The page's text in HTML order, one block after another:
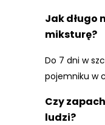
Jak długo
miksturę?
Do 7 dni w
pojemniku w
Czy
ludzi?